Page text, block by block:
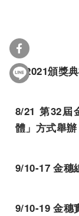
【2021頒獎
8/21 第32屆
體」方式舉辦
9/10-17 金穗
9/10-19 金穗